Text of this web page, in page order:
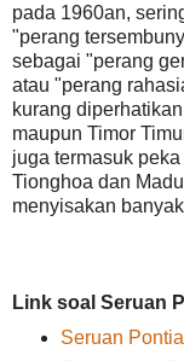
pada 1960an,
"perang
sebagai "perang
atau "perang
kurang
maupun Timor
juga termasuk
Tionghoa dan
menyisakan
Link soal Seruan
Seruan